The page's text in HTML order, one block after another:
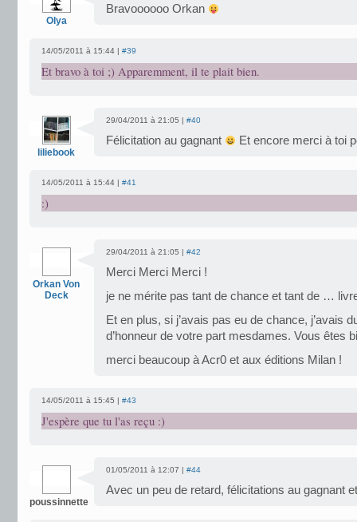
Olya
Bravoooooo Orkan
14/05/2011 à 15:44 | #39
Et bravo à toi ;) Apparemment, il te plait bien.
liliebook
29/04/2011 à 21:05 | #40
Félicitation au gagnant Et encore merci à toi
14/05/2011 à 15:44 | #41
:)
Orkan Von
Deck
29/04/2011 à 21:05 | #42
Merci Merci Merci !
je ne mérite pas tant de chance et tant de …
Et en plus, si j’avais pas eu de chance, j’avais
d’honneur de votre part mesdames. Vous êtes
merci beaucoup à Acr0 et aux éditions Milan !
14/05/2011 à 15:45 | #43
J'espère que tu l'as reçu :)
poussinnette
01/05/2011 à 12:07 | #44
Avec un peu de retard, félicitations au gagnant